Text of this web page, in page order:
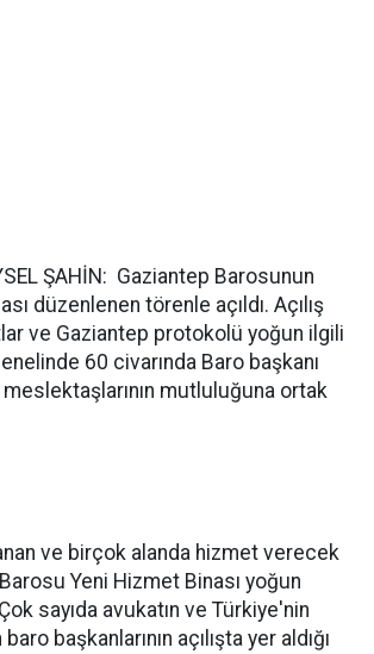
ŞAHİN: Gaziantep Barosunun
düzenlenen törenle açıldı. Açılış
ve Gaziantep protokolü yoğun ilgili
60 civarında Baro başkanı
meslektaşlarının mutluluğuna ortak
ve birçok alanda hizmet verecek
Yeni Hizmet Binası yoğun
Çok sayıda avukatın ve Türkiye'nin
başkanlarının açılışta yer aldığı